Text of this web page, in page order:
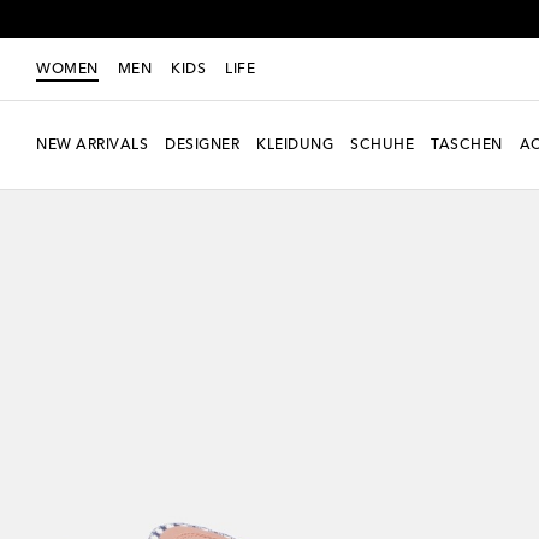
WOMEN MEN KIDS LIFE
NEW ARRIVALS DESIGNER KLEIDUNG SCHUHE TASCHEN